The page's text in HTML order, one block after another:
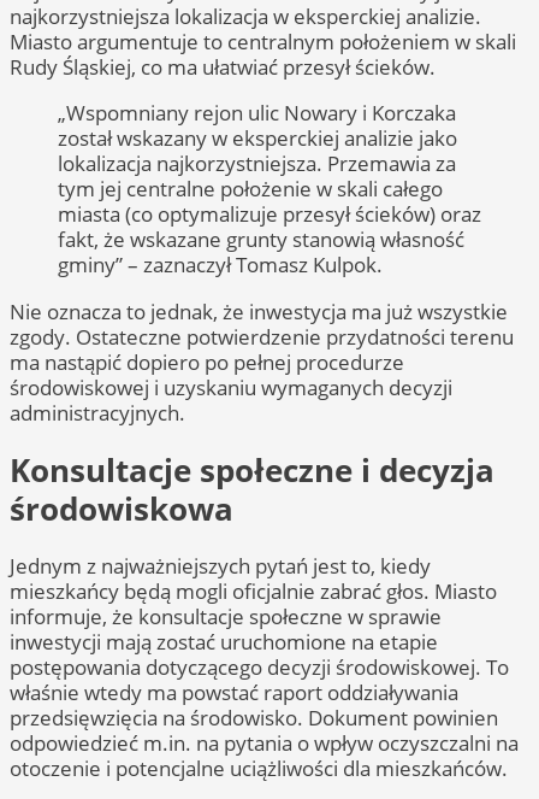
najkorzystniejsza lokalizacja w eksperckiej analizie.
Miasto argumentuje to centralnym położeniem w skali
Rudy Śląskiej, co ma ułatwiać przesył ścieków.
„Wspomniany rejon ulic Nowary i Korczaka
został wskazany w eksperckiej analizie jako
lokalizacja najkorzystniejsza. Przemawia za
tym jej centralne położenie w skali całego
miasta (co optymalizuje przesył ścieków) oraz
fakt, że wskazane grunty stanowią własność
gminy” – zaznaczył Tomasz Kulpok.
Nie oznacza to jednak, że inwestycja ma już wszystkie
zgody. Ostateczne potwierdzenie przydatności terenu
ma nastąpić dopiero po pełnej procedurze
środowiskowej i uzyskaniu wymaganych decyzji
administracyjnych.
Konsultacje społeczne i decyzja
środowiskowa
Jednym z najważniejszych pytań jest to, kiedy
mieszkańcy będą mogli oficjalnie zabrać głos. Miasto
informuje, że konsultacje społeczne w sprawie
inwestycji mają zostać uruchomione na etapie
postępowania dotyczącego decyzji środowiskowej. To
właśnie wtedy ma powstać raport oddziaływania
przedsięwzięcia na środowisko. Dokument powinien
odpowiedzieć m.in. na pytania o wpływ oczyszczalni na
otoczenie i potencjalne uciążliwości dla mieszkańców.